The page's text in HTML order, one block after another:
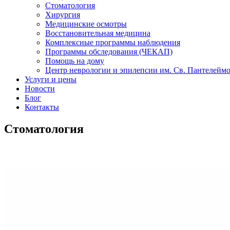
Стоматология
Хирургия
Медицинские осмотры
Восстановительная медицина
Комплексные программы наблюдения
Программы обследования (ЧЕКАП)
Помощь на дому
Центр неврологии и эпилепсии им. Св.
Услуги и цены
Новости
Блог
Контакты
Стоматология